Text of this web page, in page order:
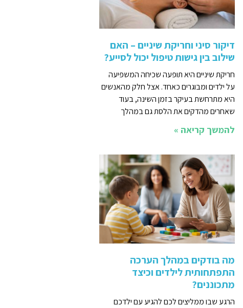
דיקור סיני וחריקת שיניים – האם
שילוב בין גישות טיפול יכול לסייע?
חריקת שיניים היא תופעה שכיחה המשפיעה
על ילדים ומבוגרים כאחד. אצל חלק מהאנשים
היא מתרחשת בעיקר בזמן השינה, בעוד
שאחרים מהדקים את הלסת גם במהלך
להמשך קריאה »
מה בודקים במהלך הערכה
התפתחותית לילדים וכיצד
מתכוננים?
הרגע שבו ממליצים לכם להגיע עם ילדכם